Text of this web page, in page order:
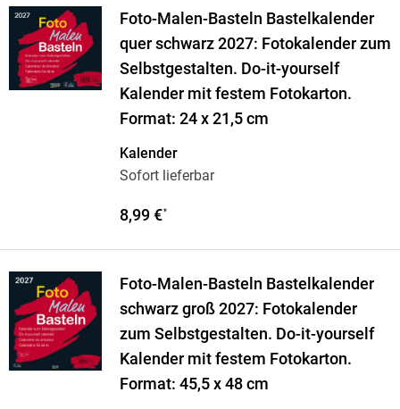
Foto-Malen-Basteln Bastelkalender
quer schwarz 2027: Fotokalender zum
Selbstgestalten. Do-it-yourself
Kalender mit festem Fotokarton.
Format: 24 x 21,5 cm
Kalender
Sofort lieferbar
8,99 €*
Foto-Malen-Basteln Bastelkalender
schwarz groß 2027: Fotokalender
zum Selbstgestalten. Do-it-yourself
Kalender mit festem Fotokarton.
Format: 45,5 x 48 cm